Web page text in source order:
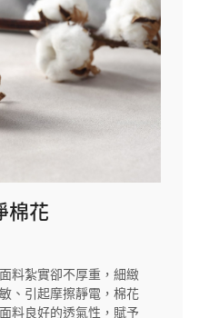
棉花
料紮實卻不厚重，細緻
、引起摩擦靜電，棉花
料良好的透氣性，賦予